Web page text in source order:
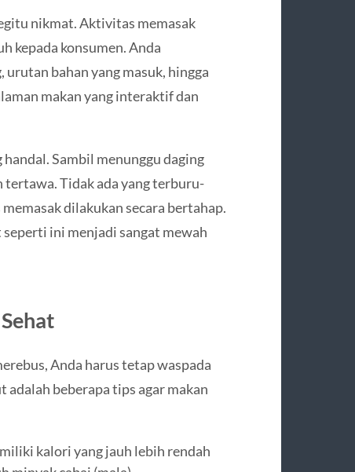
nikmat. Aktivitas memasak
kepada konsumen. Anda
bahan yang masuk, hingga
makan yang interaktif dan
Sambil menunggu daging
tertawa. Tidak ada yang terburu-
dilakukan secara bertahap.
ini menjadi sangat mewah
Anda harus tetap waspada
beberapa tips agar makan
kalori yang jauh lebih rendah